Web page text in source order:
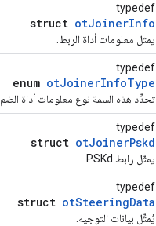
typedef
struct otJoinerInfo
يمثل معلومات أداة الربط.
typedef
enum otJoinerInfoType
تحدِّد هذه السمة نوع معلومات أداة الضم.
typedef
struct otJoinerPskd
يمثّل رابط PSKd.
typedef
struct otSteeringData
يُمثِّل بيانات التوجيه.